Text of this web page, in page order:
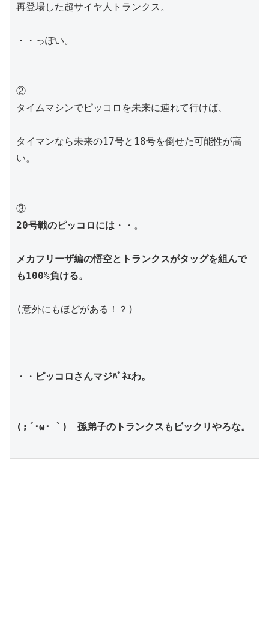
再登場した超サイヤ人トランクス。
・・っぽい。
②
タイムマシンでピッコロを未来に連れて行けば、
タイマンなら未来の17号と18号を倒せた可能性が高
い。
③
20号戦のピッコロには ・・。
メカフリーザ編の悟空とトランクスがタッグを組んで
も100%負ける。
(意外にもほどがある！？)
・・ ピッコロさんマジﾊﾟﾈｪわ。
(;´･ω･ `)　孫弟子のトランクスもビックリやろな。